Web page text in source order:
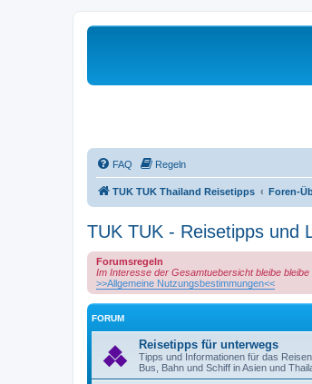
FAQ Regeln
TUK TUK Thailand Reisetipps Foren-
TUK TUK - Reisetipps und
Forumsregeln
Im Interesse der Gesamtuebersicht bleibe
>>Allgemeine Nutzungsbestimmungen<<
FORUM
Reisetipps für unterwegs
Tipps und Informationen für das
Bus, Bahn und Schiff in Asien und